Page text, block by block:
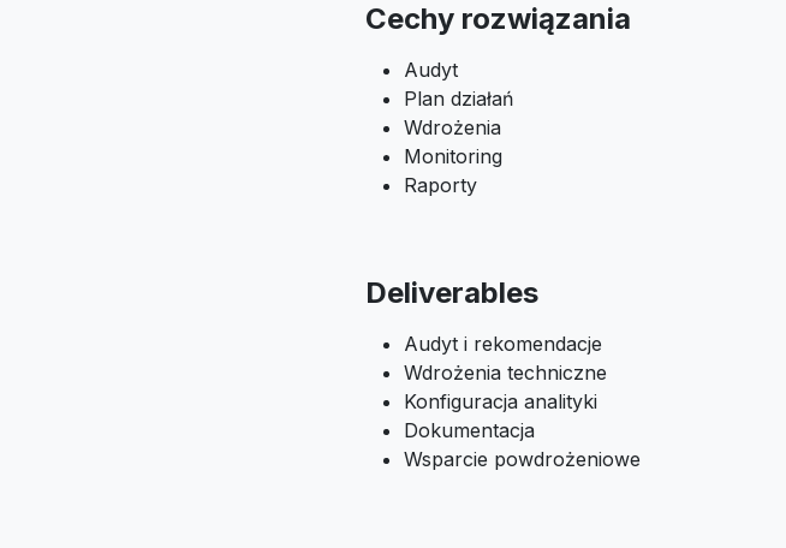
Cechy rozwiązania
Audyt
Plan działań
Wdrożenia
Monitoring
Raporty
Deliverables
Audyt i rekomendacje
Wdrożenia techniczne
Konfiguracja analityki
Dokumentacja
Wsparcie powdrożeniowe